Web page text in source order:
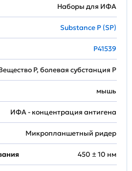
Наборы для ИФА
Substance P (SP)
P41539
Р, болевая субстанция P
мышь
ИФА - концентрация антигена
Микропланшетный ридер
450 ± 10 нм